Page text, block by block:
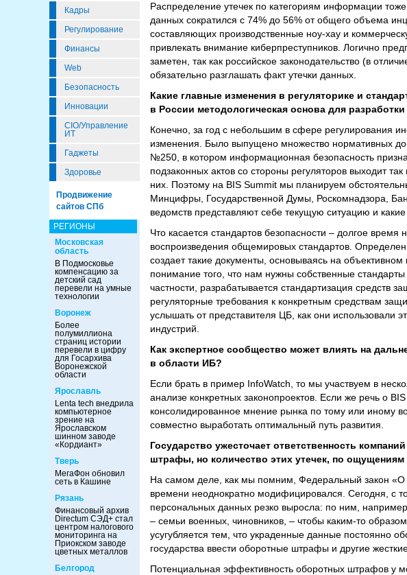
Кадры
Регулирование
Финансы
Web
Безопасность
Инновации
CIO/Управление
ИТ
Гаджеты
Здоровье
Продвижение
сайтов СПб
РЕГИОНЫ
Московская
область
В Подмосковье
компенсацию за
детский сад
перевели на умные
технологии
Воронеж
Более
полумиллиона
страниц истории
перевели в цифру
для Госархива
Воронежской
области
Ярославль
Lenta tech внедрила
компьютерное
зрение на
Ярославском
шинном заводе
«Кордиант»
Тверь
МегаФон обновил
сеть в Кашине
Рязань
Финансовый архив
Directum СЭД+ стал
центром налогового
мониторинга на
Приокском заводе
цветных металлов
Белгород
Распределение утечек по категориям информации
данных сократился с 74% до 56% от общего объема
составляющих производственные ноу-хау и
привлекать внимание киберпреступников. Логично
заметен, так как российское законодательство (в
обязательно разглашать факт утечки данных.
Какие главные изменения в регуляторике и
в России методологическая основа для
Конечно, за год с небольшим в сфере регулирования
изменения. Было выпущено множество нормативных
№250, в котором информационная безопасность
подзаконных актов со стороны регуляторов выходит
них. Поэтому на BIS Summit мы планируем
Минцифры, Государственной Думы, Роскомнадзора,
ведомств представляют себе текущую ситуацию и
Что касается стандартов безопасности – долгое
воспроизведения общемировых стандартов.
создает такие документы, основываясь на
понимание того, что нам нужны собственные
частности, разрабатывается стандартизация средств
регуляторные требования к конкретным средствам
услышать от представителя ЦБ, как они использовали
индустрий.
Как экспертное сообщество может влиять на
в области ИБ?
Если брать в пример InfoWatch, то мы участвуем в
анализе конкретных законопроектов. Если же речь о
консолидированное мнение рынка по тому или иному
совместно выработать оптимальный путь развития.
Государство ужесточает ответственность
штрафы, но количество этих утечек, по ощущениям
На самом деле, как мы помним, Федеральный закон «О
времени неоднократно модифицировался. Сегодня, с
персональных данных резко выросла: по ним,
– семьи военных, чиновников, – чтобы каким-то
усугубляется тем, что украденные данные постоянно
государства ввести оборотные штрафы и другие
Потенциальная эффективность оборотных штрафов у